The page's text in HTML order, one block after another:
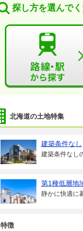
探し方を選んで
北海道の土地特集
建築条件なし
建築条件なし
第1種低層地
静かに快適に
特徴